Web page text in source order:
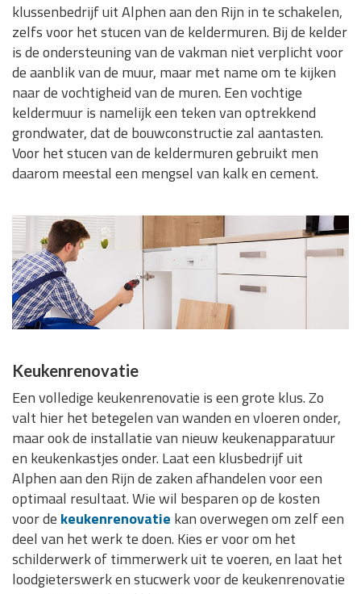
klussenbedrijf uit Alphen aan den Rijn in te schakelen,
zelfs voor het stucen van de keldermuren. Bij de kelder
is de ondersteuning van de vakman niet verplicht voor
de aanblik van de muur, maar met name om te kijken
naar de vochtigheid van de muren. Een vochtige
keldermuur is namelijk een teken van optrekkend
grondwater, dat de bouwconstructie zal aantasten.
Voor het stucen van de keldermuren gebruikt men
daarom meestal een mengsel van kalk en cement.
Keukenrenovatie
Een volledige keukenrenovatie is een grote klus. Zo
valt hier het betegelen van wanden en vloeren onder,
maar ook de installatie van nieuw keukenapparatuur
en keukenkastjes onder. Laat een klusbedrijf uit
Alphen aan den Rijn de zaken afhandelen voor een
optimaal resultaat. Wie wil besparen op de kosten
voor de keukenrenovatie kan overwegen om zelf een
deel van het werk te doen. Kies er voor om het
schilderwerk of timmerwerk uit te voeren, en laat het
loodgieterswerk en stucwerk voor de keukenrenovatie